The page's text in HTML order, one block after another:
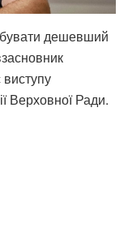
дешевший
Верховної Ради.